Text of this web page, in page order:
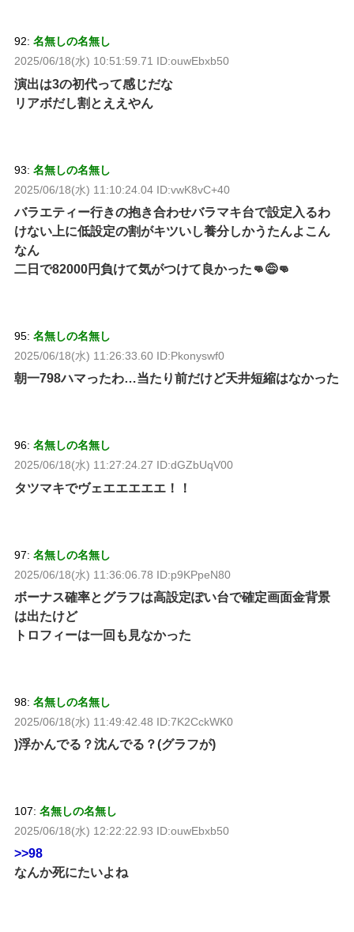
92: 名無しの名無し
2025/06/18(水) 10:51:59.71 ID:ouwEbxb50
演出は3の初代って感じだな
リアボだし割とええやん
93: 名無しの名無し
2025/06/18(水) 11:10:24.04 ID:vwK8vC+40
バラエティー行きの抱き合わせバラマキ台で設定入るわ
けない上に低設定の割がキツいし養分しかうたんよこん
なん
二日で82000円負けて気がつけて良かった👊😅👊
95: 名無しの名無し
2025/06/18(水) 11:26:33.60 ID:Pkonyswf0
朝一798ハマったわ…当たり前だけど天井短縮はなかった
96: 名無しの名無し
2025/06/18(水) 11:27:24.27 ID:dGZbUqV00
タツマキでヴェエエエエエ！！
97: 名無しの名無し
2025/06/18(水) 11:36:06.78 ID:p9KPpeN80
ボーナス確率とグラフは高設定ぽい台で確定画面金背景
は出たけど
トロフィーは一回も見なかった
98: 名無しの名無し
2025/06/18(水) 11:49:42.48 ID:7K2CckWK0
)浮かんでる？沈んでる？(グラフが)
107: 名無しの名無し
2025/06/18(水) 12:22:22.93 ID:ouwEbxb50
>>98
なんか死にたいよね